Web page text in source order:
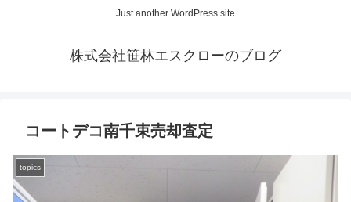
Just another WordPress site
株式会社笹林エスクローのブログ
コートデコ南千束売却査定
topics